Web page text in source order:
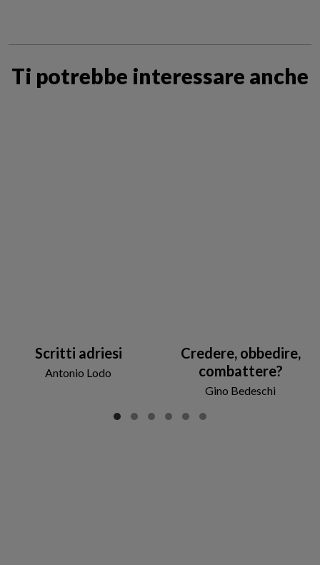
Ti potrebbe interessare anche
Scritti adriesi
Antonio Lodo
Credere, obbedire,
combattere?
Gino Bedeschi